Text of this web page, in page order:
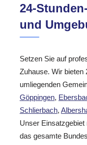
24-
und
Setzen Sie auf
Zuhause. Wir bieten
umliegenden
Göppingen,
Schlierbach,
Unser Einsatzgebiet
das gesamte